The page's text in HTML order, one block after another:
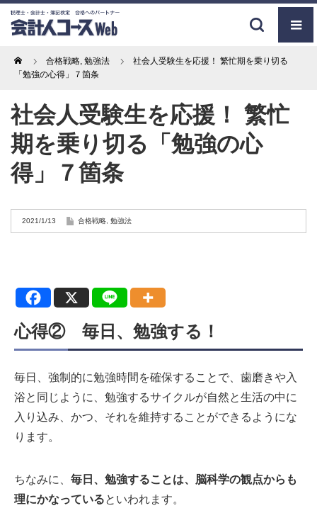
Home 合格戦略, 勉強法
社会人受験生を応援！ 繁忙期を乗り切る
「勉強の心得」７箇条
社会人受験生を応援！ 繁忙
期を乗り切る「勉強の心
得」７箇条
2021/1/13 合格戦略 勉強法
心得② 毎日、勉強する！
毎日、強制的に勉強時間を確保することで、歯磨きや入
浴と同じように、勉強するサイクルが自然と生活の中に
入り込み、かつ、それを維持することができるようにな
ります。
ちなみに、 毎日、勉強することは、脳科学の観点からも
理にかなっているといわれます。